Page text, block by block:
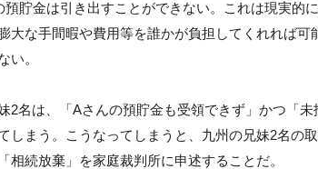
預貯金は引き出すことができない。これは現実的
大な手間暇や費用等を誰かが負担してくれれば可
い。
2名は、「Aさんの預貯金も受領できず」かつ「
しまう。こうなってしまうと、九州の兄妹2名の
相続放棄」を家庭裁判所に申述することだ。